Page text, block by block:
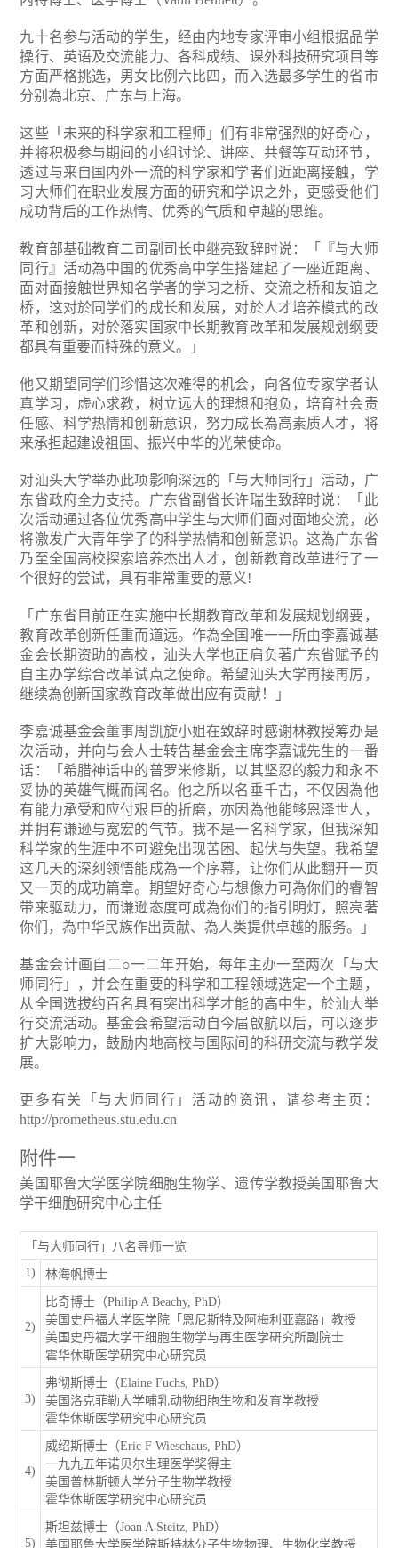
九十名参与活动的学生，经由内地专家评审小组根据品学
操行、英语及交流能力、各科成绩、课外科技研究项目等
方面严格挑选，男女比例六比四，而入选最多学生的省市
分别為北京、广东与上海。
这些「未来的科学家和工程师」们有非常强烈的好奇心，
并将积极参与期间的小组讨论、讲座、共餐等互动环节，
透过与来自国内外一流的科学家和学者们近距离接触，学
习大师们在职业发展方面的研究和学识之外，更感受他们
成功背后的工作热情、优秀的气质和卓越的思维。
教育部基础教育二司副司长申继亮致辞时说：「『与大师
同行』活动為中国的优秀高中学生搭建起了一座近距离、
面对面接触世界知名学者的学习之桥、交流之桥和友谊之
桥，这对於同学们的成长和发展，对於人才培养模式的改
革和创新，对於落实国家中长期教育改革和发展规划纲要
都具有重要而特殊的意义。」
他又期望同学们珍惜这次难得的机会，向各位专家学者认
真学习，虚心求教，树立远大的理想和抱负，培育社会责
任感、科学热情和创新意识，努力成长為高素质人才，将
来承担起建设祖国、振兴中华的光荣使命。
对汕头大学举办此项影响深远的「与大师同行」活动，广
东省政府全力支持。广东省副省长许瑞生致辞时说：「此
次活动通过各位优秀高中学生与大师们面对面地交流，必
将激发广大青年学子的科学热情和创新意识。这為广东省
乃至全国高校探索培养杰出人才，创新教育改革进行了一
个很好的尝试，具有非常重要的意义!
「广东省目前正在实施中长期教育改革和发展规划纲要，
教育改革创新任重而道远。作為全国唯一一所由李嘉诚基
金会长期资助的高校，汕头大学也正肩负著广东省赋予的
自主办学综合改革试点之使命。希望汕头大学再接再厉，
继续為创新国家教育改革做出应有贡献！」
李嘉诚基金会董事周凯旋小姐在致辞时感谢林教授筹办是
次活动，并向与会人士转告基金会主席李嘉诚先生的一番
话：「希腊神话中的普罗米修斯，以其坚忍的毅力和永不
妥协的英雄气概而闻名。他之所以名垂千古，不仅因為他
有能力承受和应付艰巨的折磨，亦因為他能够恩泽世人，
并拥有谦逊与宽宏的气节。我不是一名科学家，但我深知
科学家的生涯中不可避免出现苦困、起伏与失望。我希望
这几天的深刻领悟能成為一个序幕，让你们从此翻开一页
又一页的成功篇章。期望好奇心与想像力可為你们的睿智
带来驱动力，而谦逊态度可成為你们的指引明灯，照亮著
你们，為中华民族作出贡献、為人类提供卓越的服务。」
基金会计画自二○一二年开始，每年主办一至两次「与大
师同行」，并会在重要的科学和工程领域选定一个主题，
从全国选拔约百名具有突出科学才能的高中生，於汕大举
行交流活动。基金会希望活动自今届啟航以后，可以逐步
扩大影响力，鼓励内地高校与国际间的科研交流与教学发
展。
更多有关「与大师同行」活动的资讯，请参考主页：
http://prometheus.stu.edu.cn
附件一
美国耶鲁大学医学院细胞生物学、遗传学教授美国耶鲁大
学干细胞研究中心主任
「与大师同行」八名导师一览
1)
林海帆博士
2)
比奇博士（Philip A Beachy, PhD）
美国史丹福大学医学院「恩尼斯特及阿梅利亚嘉路」教授
美国史丹福大学干细胞生物学与再生医学研究所副院士
霍华休斯医学研究中心研究员
3)
弗彻斯博士（Elaine Fuchs, PhD）
美国洛克菲勒大学哺乳动物细胞生物和发育学教授
霍华休斯医学研究中心研究员
4)
威绍斯博士（Eric F Wieschaus, PhD）
一九九五年诺贝尔生理医学奖得主
美国普林斯顿大学分子生物学教授
霍华休斯医学研究中心研究员
5)
斯坦兹博士（Joan A Steitz, PhD）
美国耶鲁大学医学院斯特林分子生物物理、生物化学教授